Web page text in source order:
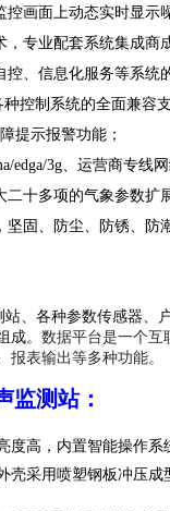
控画面上动态实时显示
，专业配套系统集成商
控、信息化服务等系统
种控制系统的全面兼容
提示报警功能；
edga/3g、运营商专线
二十多项的气象参数扩
坚固、防尘、防锈、防
站、各种参数传感器、
成。 数据平台是一个互
表输出等多种功能。
监测站：
度高，内置智能操作
壳采用喷塑钢板冲压